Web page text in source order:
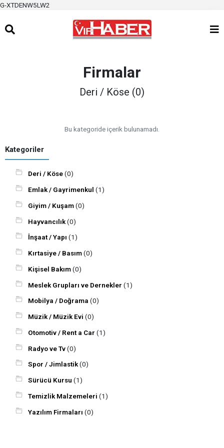
G-XTDENW5LW2
Firmalar
Deri / Köse (0)
Bu kategoride içerik bulunamadı.
Kategoriler
Deri / Köse(0)
Emlak / Gayrimenkul(1)
Giyim / Kuşam(0)
Hayvancılık(0)
İnşaat / Yapı(1)
Kırtasiye / Basım(0)
Kişisel Bakım(0)
Meslek Grupları ve Dernekler(1)
Mobilya / Doğrama(0)
Müzik / Müzik Evi(0)
Otomotiv / Rent a Car(1)
Radyo ve Tv(0)
Spor / Jimlastik(0)
Sürücü Kursu(1)
Temizlik Malzemeleri(1)
Yazılım Firmaları(0)